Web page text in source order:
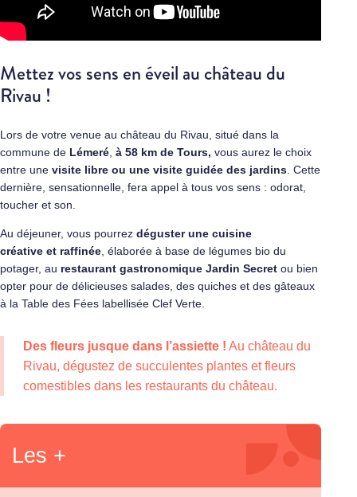
Mettez vos sens en éveil au château du
Rivau !
Lors de votre venue au château du Rivau, situé dans la
commune de Lémeré à 58 km de Tours, vous aurez le choix
entre une visite libre ou une visite guidée des jardins . Cette
dernière, sensationnelle, fera appel à tous vos sens : odorat,
toucher et son.
Au déjeuner, vous pourrez déguster une cuisine
créative et raffinée , élaborée à base de légumes bio du
potager, au restaurant gastronomique Jardin Secret ou bien
opter pour de délicieuses salades, des quiches et des gâteaux
à la Table des Fées labellisée Clef Verte.
Des fleurs jusque dans l’assiette ! Au château du
Rivau, dégustez de succulentes plantes et fleurs
comestibles dans les restaurants du château.
Les +